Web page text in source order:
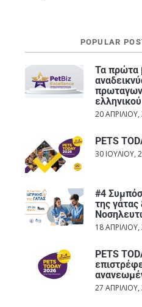
POPULAR
Τα πρώτα
20 ΑΠΡΙΛΊΟΥ,
PETS
30 ΙΟΥΛΊΟΥ,
#4
της
18
PETS
27 ΑΠΡΙΛΊΟΥ,